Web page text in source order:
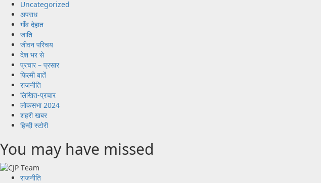
Uncategorized
अपराध
गाँव देहात
जाति
जीवन परिचय
देश भर से
प्रचार – प्रसार
फिल्मी बातें
राजनीति
लिखित-प्रचार
लोकसभा 2024
शहरी खबर
हिन्दी स्टोरी
You may have missed
राजनीति